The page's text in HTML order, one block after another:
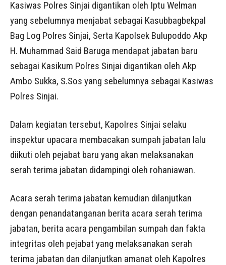
Kasiwas Polres Sinjai digantikan oleh Iptu Welman
yang sebelumnya menjabat sebagai Kasubbagbekpal
Bag Log Polres Sinjai, Serta Kapolsek Bulupoddo Akp
H. Muhammad Said Baruga mendapat jabatan baru
sebagai Kasikum Polres Sinjai digantikan oleh Akp
Ambo Sukka, S.Sos yang sebelumnya sebagai Kasiwas
Polres Sinjai.
Dalam kegiatan tersebut, Kapolres Sinjai selaku
inspektur upacara membacakan sumpah jabatan lalu
diikuti oleh pejabat baru yang akan melaksanakan
serah terima jabatan didampingi oleh rohaniawan.
Acara serah terima jabatan kemudian dilanjutkan
dengan penandatanganan berita acara serah terima
jabatan, berita acara pengambilan sumpah dan fakta
integritas oleh pejabat yang melaksanakan serah
terima jabatan dan dilanjutkan amanat oleh Kapolres